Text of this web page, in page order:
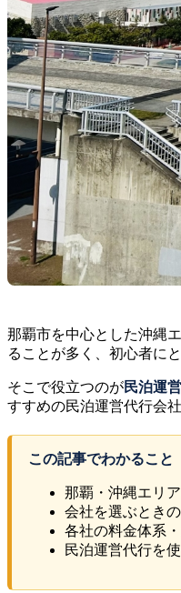
那覇市を中心とした沖縄
ることが多く、初心者に
そこで役立つのが民泊運
すすめの民泊運営代行会
この記事でわかること
那覇・沖縄エリ
会社を選ぶとき
各社の料金体系
民泊運営代行を